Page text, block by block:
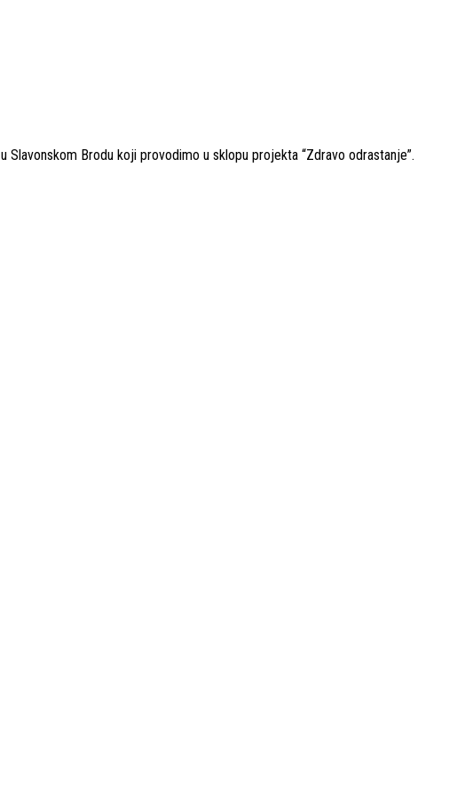
u Slavonskom Brodu koji provodimo u sklopu projekta “Zdravo odrastanje”.